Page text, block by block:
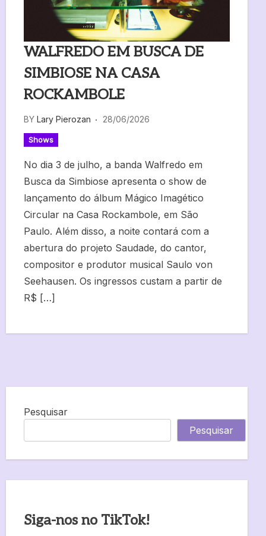
WALFREDO EM BUSCA DE
SIMBIOSE NA CASA
ROCKAMBOLE
BY Lary Pierozan 28/06/2026
Shows
No dia 3 de julho, a banda Walfredo em
Busca da Simbiose apresenta o show de
lançamento do álbum Mágico Imagético
Circular na Casa Rockambole, em São
Paulo. Além disso, a noite contará com a
abertura do projeto Saudade, do cantor,
compositor e produtor musical Saulo von
Seehausen. Os ingressos custam a partir de
R$ […]
Pesquisar
Pesquisar
Siga-nos no TikTok!